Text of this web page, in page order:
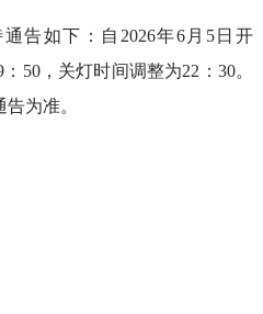
告如下：自2026年6月5日开
50，关灯时间调整为22：30。
为准。